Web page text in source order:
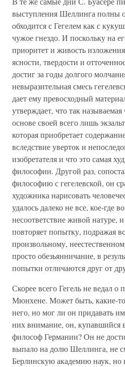
выступления Шеллинга полны
обходится с Гегелем как с
чужое гнездо. И поскольку на
приоритет и живость
ясности, твердости и
достиг за годы долгого
невыразительная смесь
дает ему превосходный
утверждает, что так
основе своей всего лишь
которая приобретает
вследствие уверток и
изобретателя и что это самая
философии. Другой раз,
философию с гегелевской, он
художника нарисовать
удалось далеко не все, кое-где
несоответствие живой натуре,
повторяет попытку, подражая
произвольному,
просто обезьянничание, в
попытки отличаются друг от
Скорее всего Гегель не ведал
Мюнхене. Может быть, какие-
него, но мог ли он придавать
них внимание, он, купавшийся
философ Германии? Он не
выпало на долю Шеллинга, не
Берлинскую академию наук, но